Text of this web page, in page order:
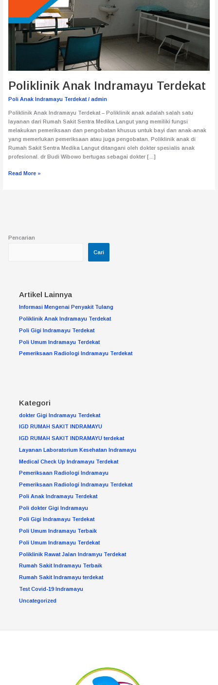
Poliklinik Anak Indramayu Terdekat
Poli Anak Indramayu Terdekat/ admin
Poliklinik Anak Indramayu Terdekat – Poliklinik anak adalah salah satu
layanan dari Rumah Sakit Sentra Medika Langut yang memiliki fungsi
melakukan pemeriksaan dan pengobatan khusus untuk bayi dan anak-anak
yang memerlukan pemeriksaan atau juga pengobatan. Poliklinik anak di
Rumah Sakit Sentra Medika Langut ditangani oleh dokter spesialis anak
profesional. dr Budi Wibowo bertugas sebagai dokter […]
Read More »
Pencarian
Cari
Artikel Lainnya
Informasi Mengenai Penyakit Tulang
Poliklinik Anak Indramayu Terdekat
Poli Gigi Indramayu Terdekat
Poli Umum Indramayu Terdekat
Pemeriksaan Radiologi Indramayu Terdekat
Kategori
dokter Gigi Indramayu Terdekat
IGD RUMAH SAKIT INDRAMAYU
IGD RUMAH SAKIT INDRAMAYU terdekat
Layanan Laboratorium Kesehatan Indramayu
Medical Check Up Indramayu Terdekat
Pemeriksaan Radiologi Indramayu
Pemeriksaan Radiologi Indramayu Terdekat
Poli Anak Indramayu Terdekat
Poli dokter Gigi Indramayu
Poli Gigi Indramayu Terdekat
Poli Umum Indramayu Terbaik
Poli Umum Indramayu Terdekat
Poliklinik Rawat Jalan Indramyu Terdekat
Rumah Sakit Indramayu Terbaik
Rumah Sakit Indramayu terdekat
Test Covid-19 Indramayu
Uncategorized